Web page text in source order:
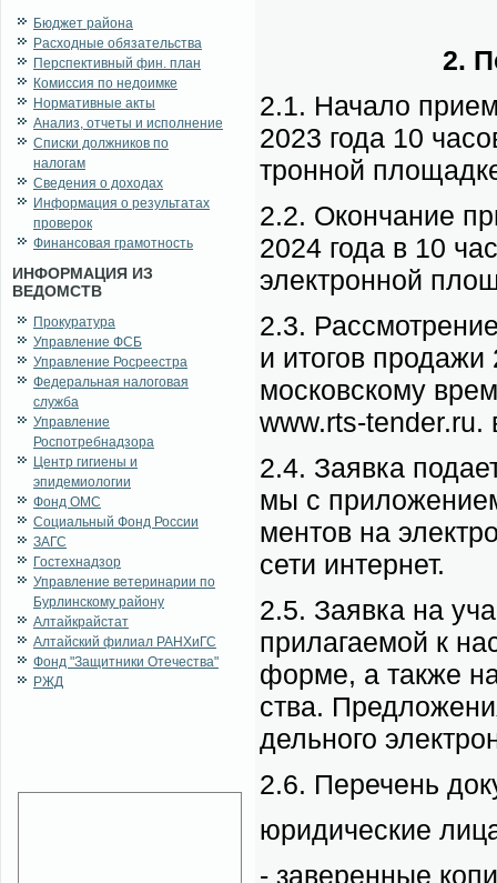
Бюджет района
Расходные обязательства
Перспективный фин. план
Комиссия по недоимке
Нормативные акты
Анализ, отчеты и исполнение
Списки должников по
налогам
Сведения о доходах
Информация о результатах
проверок
Финансовая грамотность
ИНФОРМАЦИЯ ИЗ
ВЕДОМСТВ
Прокуратура
Управление ФСБ
Управление Росреестра
Федеральная налоговая
служба
Управление
Роспотребнадзора
Центр гигиены и
эпидемиологии
Фонд ОМС
Социальный Фонд России
ЗАГС
Гостехнадзор
Управление ветеринарии по
Бурлинскому району
Алтайкрайстат
Алтайский филиал РАНХиГС
Фонд "Защитники Отечества"
РЖД
2.
2.1. На­ча­ло
2023 го­да 10
трон­ной
2.2. Окон­ча­ние
2024 го­да в 10
элек­трон­ной
2.3.
и ито­гов
мос­ков­ско­му
www.rts-tender.ru.
2.4. За­яв­ка
мы с
мен­тов на
се­ти ин­тернет.
2.5. За­яв­ка на
при­ла­га­е­мой к
фор­ме, а так­же
ства.
дель­но­го
2.6. Пе­ре­чень
юри­ди­че­ские
- за­ве­рен­ные